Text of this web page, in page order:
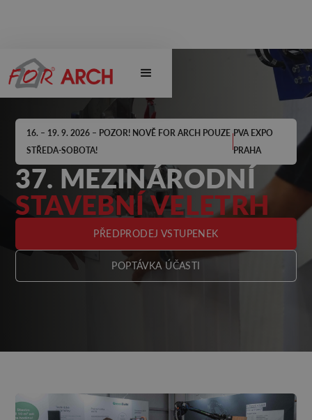
16. – 19. 9. 2026 – POZOR! NOVĚ FOR ARCH POUZE
STŘEDA-SOBOTA!
PVA EXPO
PRAHA
37. MEZINÁRODNÍ
STAVEBNÍ VELETRH
PŘEDPRODEJ VSTUPENEK
POPTÁVKA ÚČASTI